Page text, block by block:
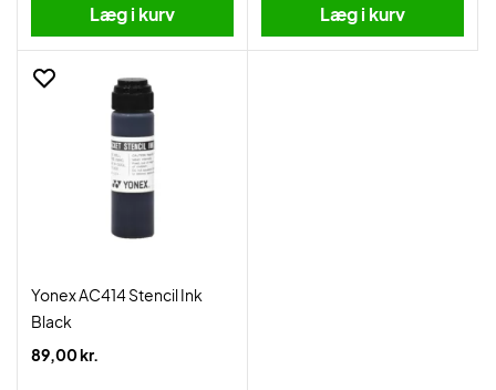
Læg i kurv Læg i kurv
Yonex AC414 Stencil Ink
Black
89,00 kr.